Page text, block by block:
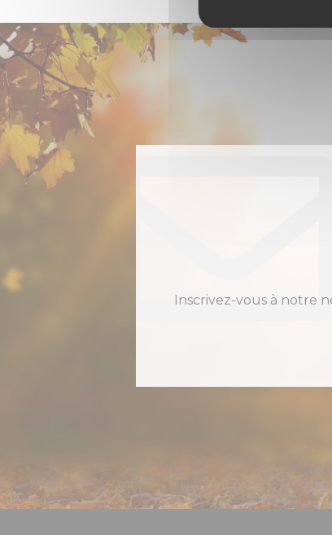
Inscrivez-vous à notre